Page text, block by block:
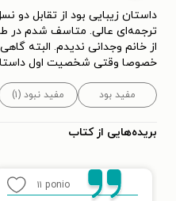
داستان زیبایی بود از تقابل دو
ترجمه‌ای عالی. متاسف شدم در
از خانم وجدانی ندیدم. البته
خصوصا وقتی شخصیت اول
مفید بود مفید نبود (۱)
بریده‌هایی از کتاب
ponio ۱۱